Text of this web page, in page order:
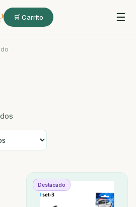
🛒 Carrito ☰
por
últimos
Destacado